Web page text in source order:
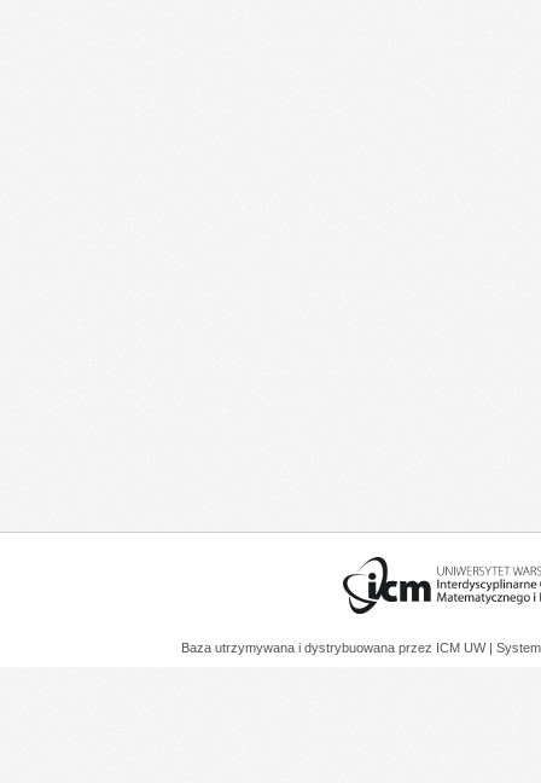
Baza utrzymywana i dystrybuowana przez ICM UW |